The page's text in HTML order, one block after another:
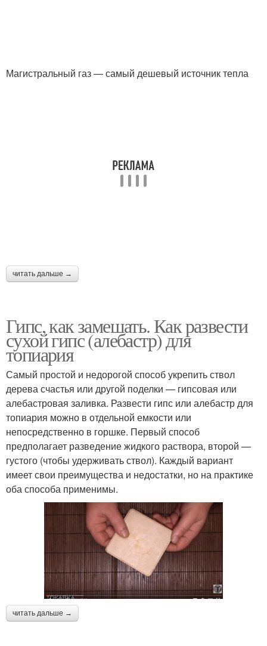
Магистральный газ — самый дешевый источник тепла
читать дальше →
Гипс, как замешать. Как развести
сухой гипс (алебастр) для
топиария
Самый простой и недорогой способ укрепить ствол
дерева счастья или другой поделки — гипсовая или
алебастровая заливка. Развести гипс или алебастр для
топиария можно в отдельной емкости или
непосредственно в горшке. Первый способ
предполагает разведение жидкого раствора, второй —
густого (чтобы удерживать ствол). Каждый вариант
имеет свои преимущества и недостатки, но на практике
оба способа применимы.
читать дальше →